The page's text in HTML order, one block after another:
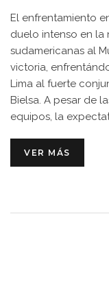
El enfrentamiento
duelo intenso en la
sudamericanas al
victoria,
Lima al fuerte
Bielsa. A pesar de
equipos, la
VER MÁS